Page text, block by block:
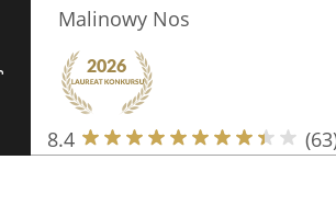
Malinowy Nos
8.4